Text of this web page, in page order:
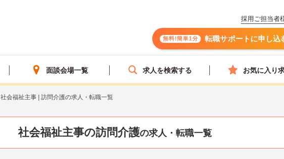
採用ご担当者
無料!簡単1分 転職サポートに申し込
面談会場一覧 求人を検索する お気に入り
社会福祉主事 | 訪問介護の求人・転職一覧
社会福祉主事の訪問介護の求人・転職一覧